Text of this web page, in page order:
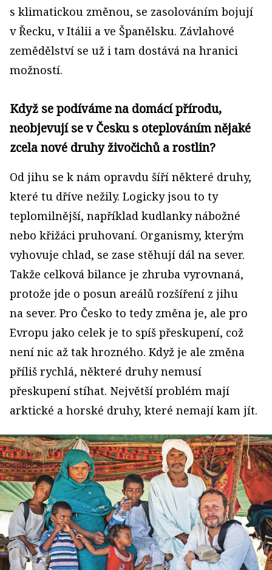
s klimatickou změnou, se zasolováním bojují
v Řecku, v Itálii a ve Španělsku. Závlahové
zemědělství se už i tam dostává na hranici
možností.
Když se podíváme na domácí přírodu,
neobjevují se v Česku s oteplováním nějaké
zcela nové druhy živočichů a rostlin?
Od jihu se k nám opravdu šíří některé druhy,
které tu dříve nežily. Logicky jsou to ty
teplomilnější, například kudlanky nábožné
nebo křižáci pruhovaní. Organismy, kterým
vyhovuje chlad, se zase stěhují dál na sever.
Takže celková bilance je zhruba vyrovnaná,
protože jde o posun areálů rozšíření z jihu
na sever. Pro Česko to tedy změna je, ale pro
Evropu jako celek je to spíš přeskupení, což
není nic až tak hrozného. Když je ale změna
příliš rychlá, některé druhy nemusí
přeskupení stíhat. Největší problém mají
arktické a horské druhy, které nemají kam jít.